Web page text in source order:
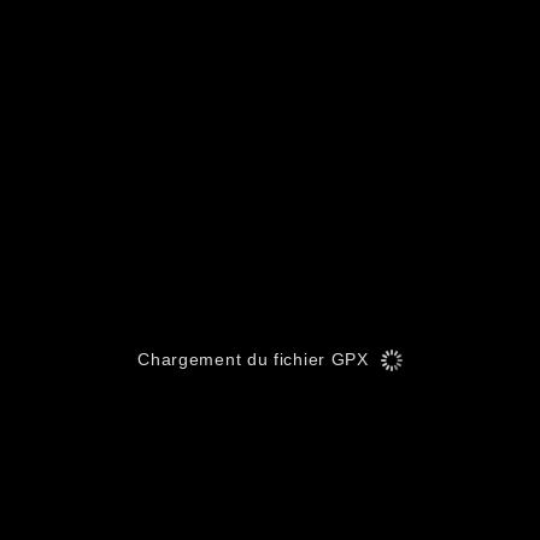
Chargement du fichier GPX